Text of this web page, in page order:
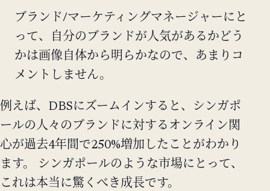
ブランド/マーケティングマネージャーにと
って、自分のブランドが人気があるかどう
かは画像自体から明らかなので、あまりコ
メントしません。
例えば、DBSにズームインすると、シンガポ
ールの人々のブランドに対するオンライン関
心が過去4年間で250%増加したことがわかり
ます。 シンガポールのような市場にとって、
これは本当に驚くべき成長です。